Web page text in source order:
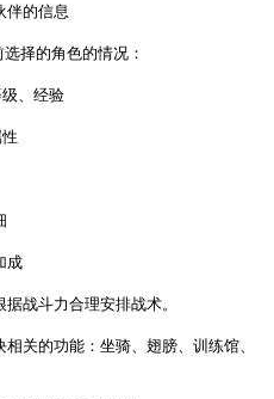
伴的信息
择的角色的情况：
、经验
成
战斗力合理安排战术。
关的功能：坐骑、翅膀、训练馆、